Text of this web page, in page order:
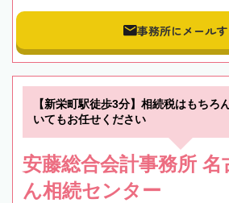
事務所にメールす
【新栄町駅徒歩3分】相続税はもちろ
いてもお任せください
安藤総合会計事務所 名
ん相続センター